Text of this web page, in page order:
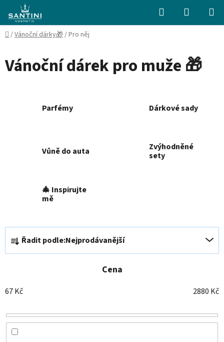
obsah
Hledat
KOŠÍK
Domů
/Vánoční dárky🎁/Pro něj
Vánoční dárek pro muže 🎁
Parfémy Dárkové sady
Vůně do auta
Zvýhodněné
sety
🎄 Inspirujte
mě
Ř
z
n
í
p
r
Řadit podle:Nejprodávanější
Cena
67Kč 2880 Kč